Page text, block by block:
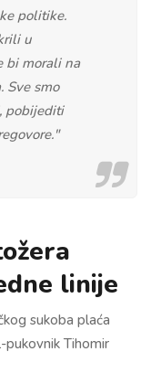
politike.
u
bi morali na
Sve smo
pobijediti
linije
sukoba plaća
pukovnik Tihomir